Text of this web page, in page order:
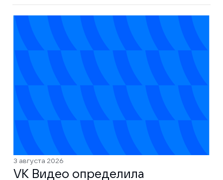
3 августа 2026
VK Видео определила